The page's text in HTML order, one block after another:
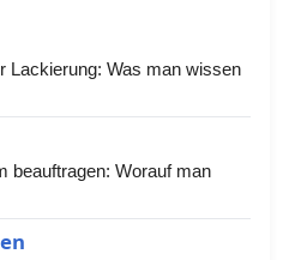
Lackierung: Was man wissen
beauftragen: Worauf man